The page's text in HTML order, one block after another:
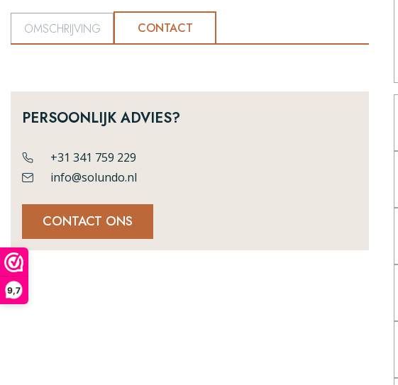
9,7
OMSCHRIJVING CONTACT
PERSOONLIJK ADVIES?
+31 341 759 229
info@solundo.nl
CONTACT ONS